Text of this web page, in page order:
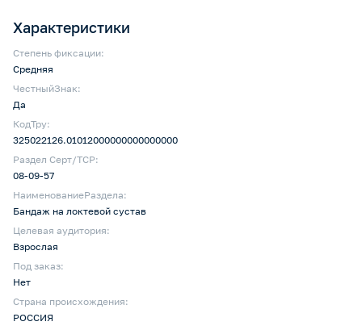
Характеристики
Степень фиксации:
Средняя
ЧестныйЗнак:
Да
КодТру:
325022126.01012000000000000000
Раздел Серт/ТСР:
08-09-57
НаименованиеРаздела:
Бандаж на локтевой сустав
Целевая аудитория:
Взрослая
Под заказ:
Нет
Страна происхождения:
РОССИЯ